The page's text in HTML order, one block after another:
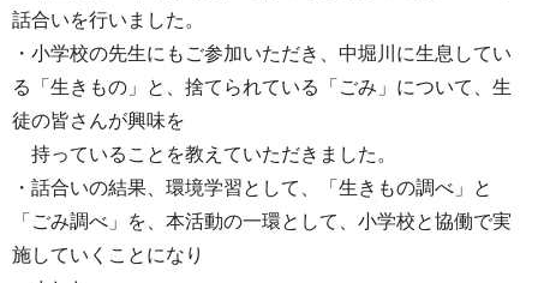
話合いを行いました。
・小学校の先生にもご参加いただき、中堀川に生息してい
る「生きもの」と、捨てられている「ごみ」について、生
徒の皆さんが興味を
持っていることを教えていただきました。
・話合いの結果、環境学習として、「生きもの調べ」と
「ごみ調べ」を、本活動の一環として、小学校と協働で実
施していくことになり